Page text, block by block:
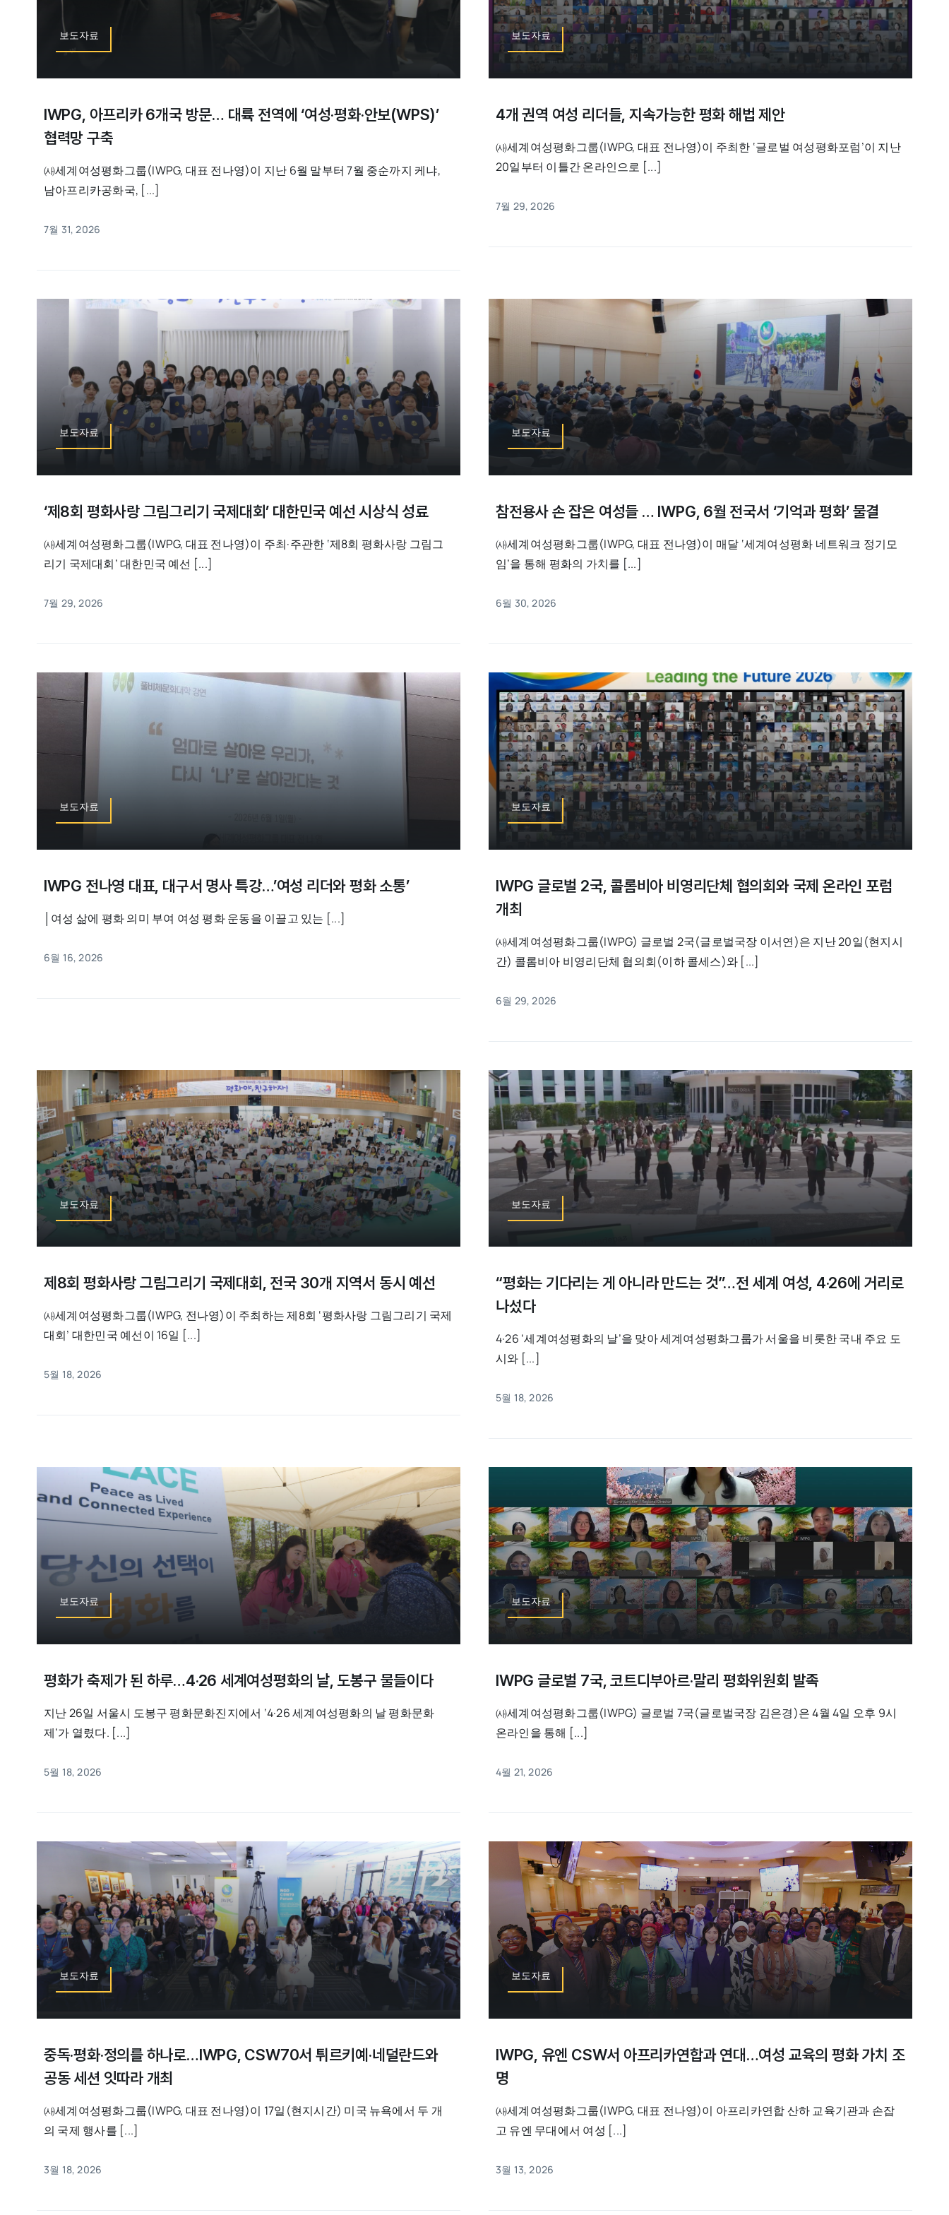
보도자료
IWPG, 아프리카 6개국 방문… 대륙 전역에 ‘여성·평화·안보(WPS)’
협력망 구축
㈔세계여성평화그룹(IWPG, 대표 전나영)이 지난 6월 말부터 7월 중순까지 케냐,
남아프리카공화국, [...]
7월 31, 2026
보도자료
4개 권역 여성 리더들, 지속가능한 평화 해법 제안
㈔세계여성평화그룹(IWPG, 대표 전나영)이 주최한 ‘글로벌 여성평화포럼’이 지난
20일부터 이틀간 온라인으로 [...]
7월 29, 2026
보도자료
‘제8회 평화사랑 그림그리기 국제대회’ 대한민국 예선 시상식 성료
㈔세계여성평화그룹(IWPG, 대표 전나영)이 주최·주관한 ‘제8회 평화사랑 그림그
리기 국제대회’ 대한민국 예선 [...]
7월 29, 2026
보도자료
참전용사 손 잡은 여성들 … IWPG, 6월 전국서 ‘기억과 평화’ 물결
㈔세계여성평화그룹(IWPG, 대표 전나영)이 매달 ‘세계여성평화 네트워크 정기모
임’을 통해 평화의 가치를 [...]
6월 30, 2026
보도자료
IWPG 전나영 대표, 대구서 명사 특강…’여성 리더와 평화 소통’
│여성 삶에 평화 의미 부여 여성 평화 운동을 이끌고 있는 [...]
6월 16, 2026
보도자료
IWPG 글로벌 2국, 콜롬비아 비영리단체 협의회와 국제 온라인 포럼
개최
㈔세계여성평화그룹(IWPG) 글로벌 2국(글로벌국장 이서연)은 지난 20일(현지시
간) 콜롬비아 비영리단체 협의회(이하 콜세스)와 [...]
6월 29, 2026
보도자료
제8회 평화사랑 그림그리기 국제대회, 전국 30개 지역서 동시 예선
㈔세계여성평화그룹(IWPG, 전나영)이 주최하는 제8회 ‘평화사랑 그림그리기 국제
대회’ 대한민국 예선이 16일 [...]
5월 18, 2026
보도자료
“평화는 기다리는 게 아니라 만드는 것”…전 세계 여성, 4·26에 거리로
나섰다
4·26 ‘세계여성평화의 날’을 맞아 세계여성평화그룹가 서울을 비롯한 국내 주요 도
시와 [...]
5월 18, 2026
보도자료
평화가 축제가 된 하루…4·26 세계여성평화의 날, 도봉구 물들이다
지난 26일 서울시 도봉구 평화문화진지에서 ‘4·26 세계여성평화의 날 평화문화
제’가 열렸다. [...]
5월 18, 2026
보도자료
IWPG 글로벌 7국, 코트디부아르·말리 평화위원회 발족
㈔세계여성평화그룹(IWPG) 글로벌 7국(글로벌국장 김은경)은 4월 4일 오후 9시
온라인을 통해 [...]
4월 21, 2026
보도자료
중독·평화·정의를 하나로…IWPG, CSW70서 튀르키예·네덜란드와
공동 세션 잇따라 개최
㈔세계여성평화그룹(IWPG, 대표 전나영)이 17일(현지시간) 미국 뉴욕에서 두 개
의 국제 행사를 [...]
3월 18, 2026
보도자료
IWPG, 유엔 CSW서 아프리카연합과 연대…여성 교육의 평화 가치 조
명
㈔세계여성평화그룹(IWPG, 대표 전나영)이 아프리카연합 산하 교육기관과 손잡
고 유엔 무대에서 여성 [...]
3월 13, 2026